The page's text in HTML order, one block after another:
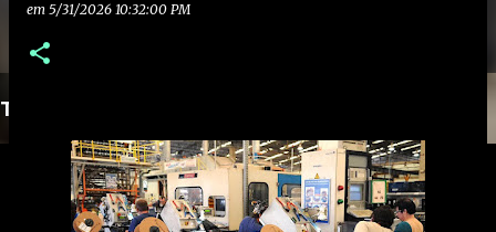
Translate
em 5/31/2026 10:32:00 PM